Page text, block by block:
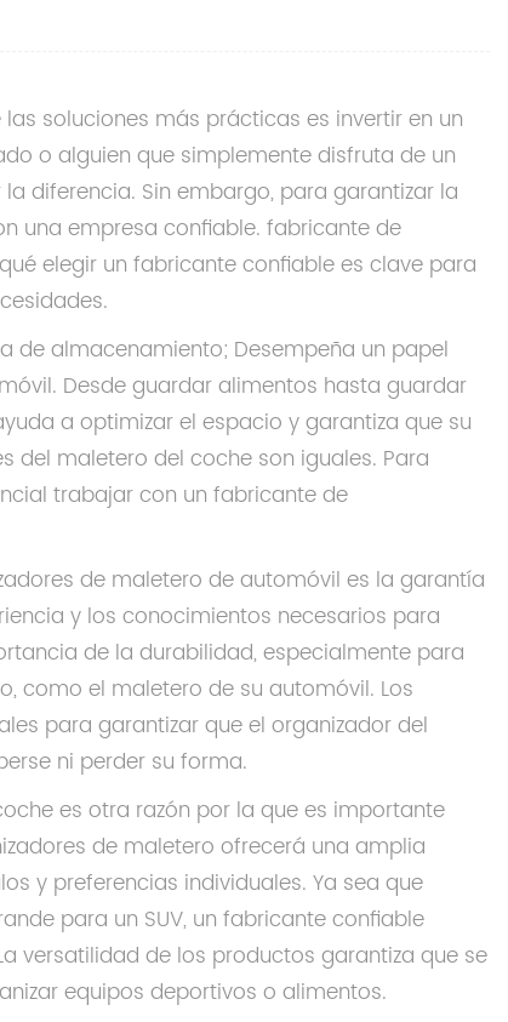
soluciones más prácticas es invertir en un
o alguien que simplemente disfruta de un
diferencia. Sin embargo, para garantizar la
una empresa confiable.fabricante de
elegir un fabricante confiable es clave para
de almacenamiento; Desempeña un papel
Desde guardar alimentos hasta guardar
a optimizar el espacio y garantiza que su
del maletero del coche son iguales. Para
trabajar con un fabricante de
de maletero de automóvil es la garantía
y los conocimientos necesarios para
de la durabilidad, especialmente para
como el maletero de su automóvil. Los
para garantizar que el organizador del
ni perder su forma.
es otra razón por la que es importante
de maletero ofrecerá una amplia
y preferencias individuales. Ya sea que
para un SUV, un fabricante confiable
versatilidad de los productos garantiza que se
equipos deportivos o alimentos.